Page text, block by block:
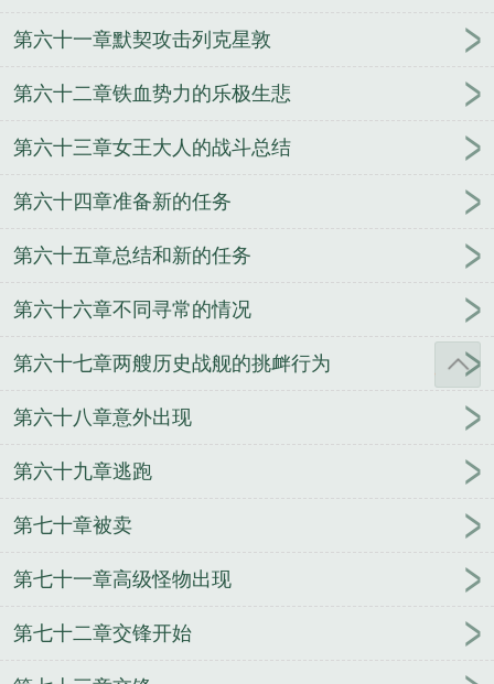
第六十一章默契攻击列克星敦
第六十二章铁血势力的乐极生悲
第六十三章女王大人的战斗总结
第六十四章准备新的任务
第六十五章总结和新的任务
第六十六章不同寻常的情况
第六十七章两艘历史战舰的挑衅行为
第六十八章意外出现
第六十九章逃跑
第七十章被卖
第七十一章高级怪物出现
第七十二章交锋开始